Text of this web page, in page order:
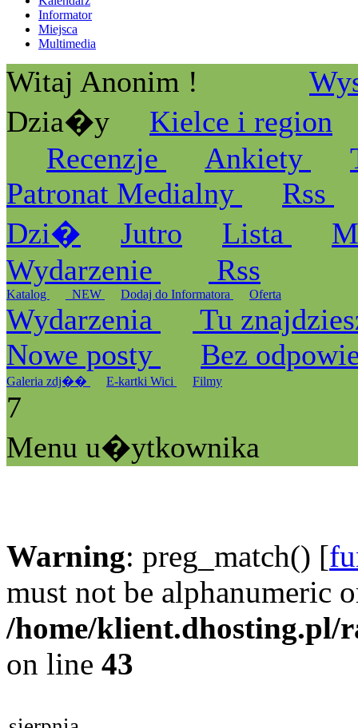
Informator
Miejsca
Multimedia
Witaj Anonim !
Dzia�y
Kielce i region
Recenzje
Ankiety
Patronat Medialny
Rss
Dzi�
Jutro Lista
Wydarzenie
Rss
Katalog _NEW Dodaj do Informatora Oferta
Wydarzenia
Tu
Nowe posty
Bez
Galeria zdj�� E-kartki Wici Filmy
7
Menu u�ytkownika
Warning: preg_match() [
must not be alphanumeric
/home/klient.dhosting.pl/
on line 43